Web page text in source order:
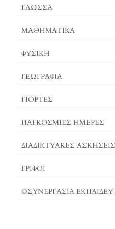
O S
ΓΛΏΣΣΑ
ΜΑΘΗΜΑΤΙΚΆ
ΦΥΣΙΚΗ
ΓΕΩΓΡΑΦΊΑ
ΓΙΟΡΤΈΣ
ΠΑΓΚΟΣΜΙΕΣ ΗΜΕΡΕΣ
ΔΙΑΔΙΚΤΥΑΚΈΣ ΑΣΚΉΣΕΙΣ
ΓΡΙΦΟΙ
©ΣΥΝΕΡΓΑΣΙΑ